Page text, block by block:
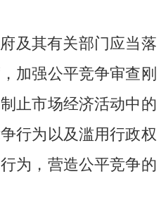
及其有关部门应当落
加强公平竞争审查刚
止市场经济活动中的
行为以及滥用行政权
为，营造公平竞争的